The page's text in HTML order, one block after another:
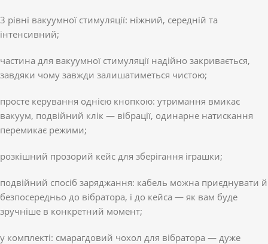
3 рівні вакуумної стимуляції: ніжний, середній та
інтенсивний;
частина для вакуумної стимуляції надійно закривається,
завдяки чому завжди залишатиметься чистою;
просте керування однією кнопкою: утримання вмикає
вакуум, подвійний клік — вібрації, одинарне натискання
перемикає режими;
розкішний прозорий кейс для зберігання іграшки;
подвійний спосіб заряджання: кабель можна приєднувати й
безпосередньо до вібратора, і до кейса — як вам буде
зручніше в конкретний момент;
у комплекті: смарагдовий чохол для вібратора — дуже